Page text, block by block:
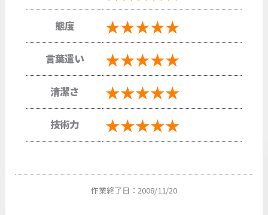
態度 ★★★★★
言葉遣い ★★★★★
清潔さ ★★★★★
技術力 ★★★★★
作業終了日：2008/11/20